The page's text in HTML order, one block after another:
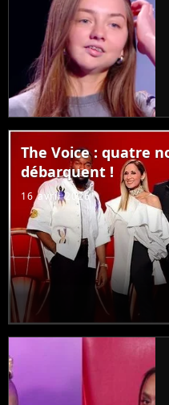
The Voice : quatre
débarquent !
16 avril 2026